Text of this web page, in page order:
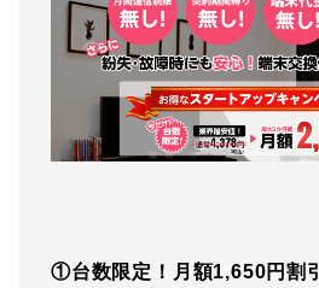
①台数限定！月額1,650円割引